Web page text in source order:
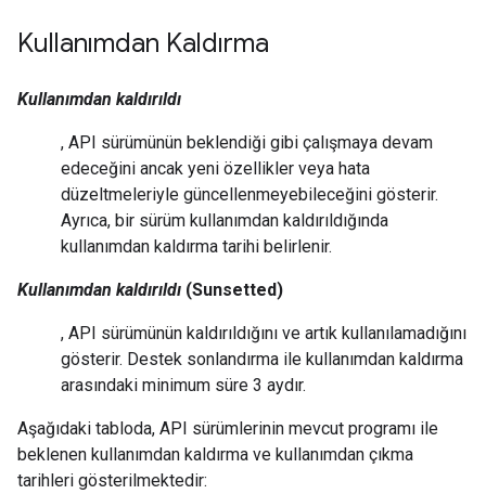
Kullanımdan Kaldırma
Kullanımdan kaldırıldı
, API sürümünün beklendiği gibi çalışmaya devam
edeceğini ancak yeni özellikler veya hata
düzeltmeleriyle güncellenmeyebileceğini gösterir.
Ayrıca, bir sürüm kullanımdan kaldırıldığında
kullanımdan kaldırma tarihi belirlenir.
Kullanımdan kaldırıldı (Sunsetted)
, API sürümünün kaldırıldığını ve artık kullanılamadığını
gösterir. Destek sonlandırma ile kullanımdan kaldırma
arasındaki minimum süre 3 aydır.
Aşağıdaki tabloda, API sürümlerinin mevcut programı ile
beklenen kullanımdan kaldırma ve kullanımdan çıkma
tarihleri gösterilmektedir: